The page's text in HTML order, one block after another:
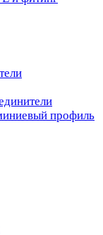
профиль